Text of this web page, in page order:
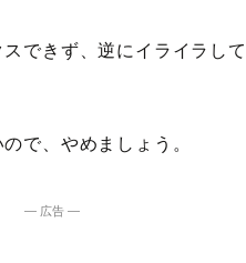
できず、逆にイライラし
で、やめましょう。
― 広告 ―